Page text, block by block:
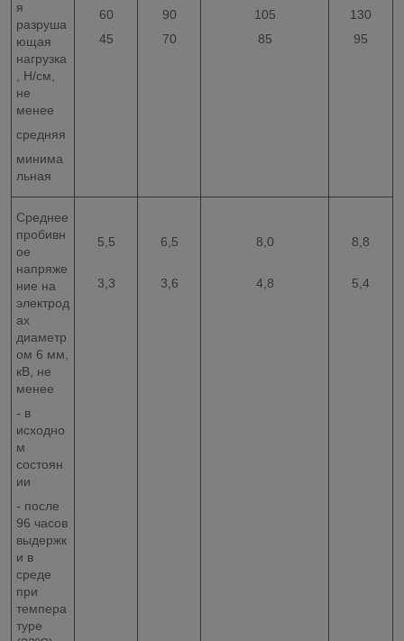
я
разруша
ющая
нагрузка
, Н/см,
не
менее
средняя
минима
льная
60
45
90
70
105
85
130
95
Среднее
пробивн
ое
напряже
ние на
электрод
ах
диаметр
ом 6 мм,
кВ, не
менее
- в
исходно
м
состоян
ии
- после
96 часов
выдержк
и в
среде
при
темпера
туре
5,5
3,3
6,5
3,6
8,0
4,8
8,8
5,4